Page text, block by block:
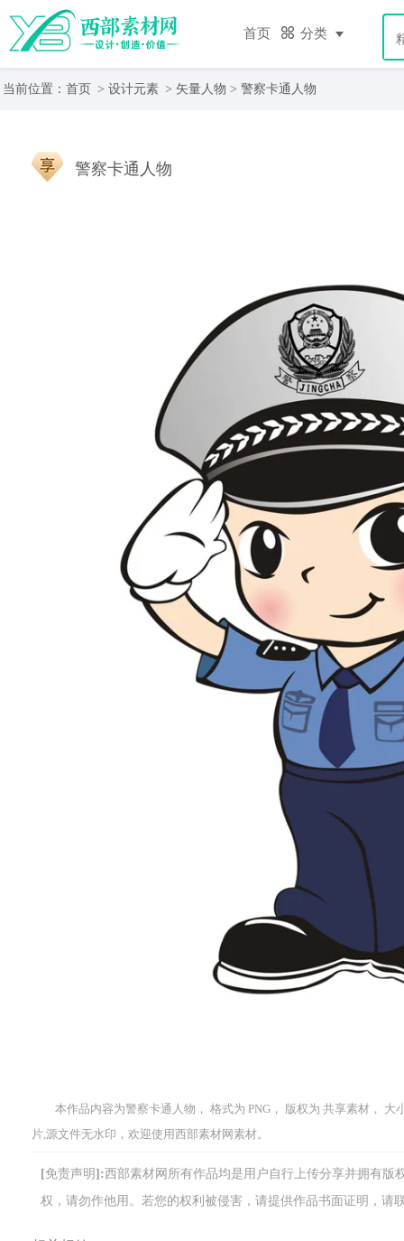
首页 分类
当前位置： 首页 > 设计元素 > 矢量人物 > 警察卡通人物
警察卡通人物
本作品内容为警察卡通人物， 格式为 PNG， 版权为 共享素材，
片,源文件无水印，欢迎使用西部素材网素材。
[免责声明]:西部素材网所有作品均是用户自行上传分享并拥有版
权，请勿作他用。若您的权利被侵害，请提供作品书面证明，请